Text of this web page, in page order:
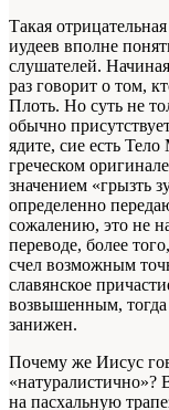
Такая
иудеев вполне
слушателей.
раз говорит о том,
Плоть. Но суть не
обычно
ядите, сие есть
греческом
значением «грызть
определенно
сожалению, это не
переводе, более
счел возможным
славянское
возвышенным,
занижен.
Почему же Иисус
«натуралистично»?
на пасхальную